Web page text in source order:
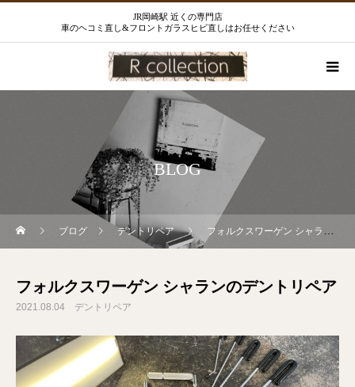
JR岡崎駅 近くの専門店
車のヘコミ直し&フロントガラスヒビ直しはお任せください
BLOG
ブログ デントリペア フォルクスワーゲン シャランのデントリペア
フォルクスワーゲン シャランのデントリペア
2021.08.04 デントリペア